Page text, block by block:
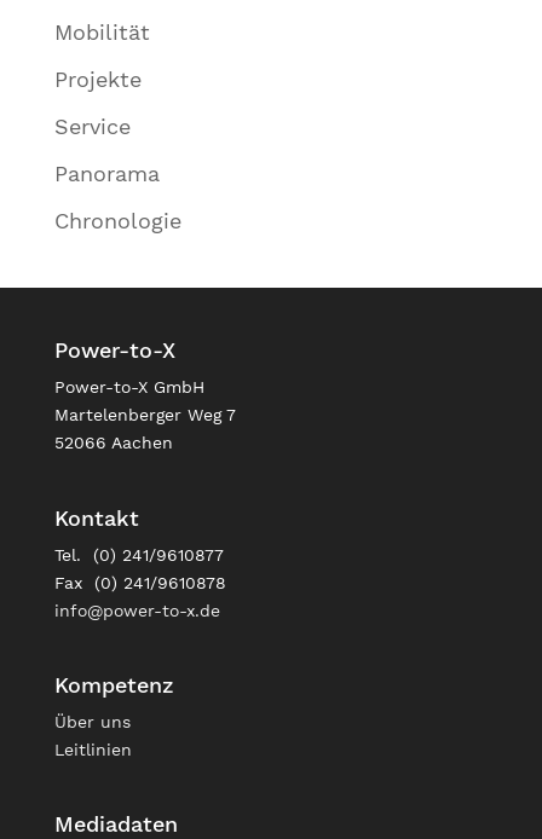
Mobilität
Projekte
Service
Panorama
Chronologie
Power-to-X
Power-to-X GmbH
Martelenberger Weg 7
52066 Aachen
Kontakt
Tel. (0) 241/9610877
Fax (0) 241/9610878
info@power-to-x.de
Kompetenz
Über uns
Leitlinien
Mediadaten